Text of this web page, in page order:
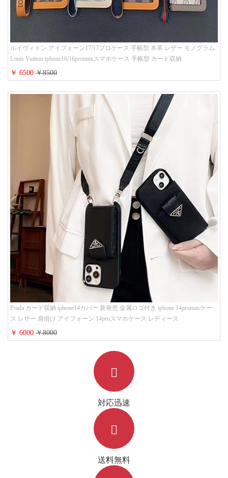
ルイヴィトン アイフォーン17/17プロケース 手帳型 本革 レザー モノグラム
Louis Vuitton iphone16/16promaxスマホケース 手帳型 カード収納
iphone15/14/13ケース ビジネス風 GUCCI galaxy s26/s25/s24ケース 手帳型 大
人 可愛い
￥ 6500￥8500
Prada カード収納 iphone14カバー 新発売 金属ロゴ付き iphone 14promaxケー
ス レザー 肩掛け アイフォーン 14proスマホケース レディース
￥ 6000￥8000
対応迅速
送料無料